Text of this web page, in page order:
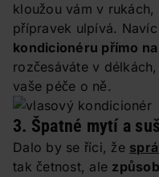
kloužou vám v
přípravek ulpívá.
kondicionéru přímo
rozčesáváte v
vaše péče o ně.
3. Špatné mytí a
Dalo by se říci, že
tak četnost, ale